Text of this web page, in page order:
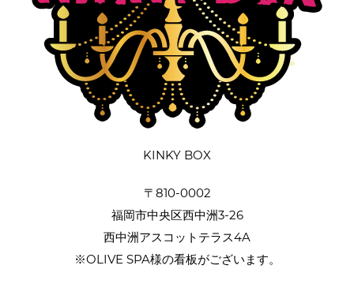
KINKY BOX
〒810-0002
福岡市中央区西中洲3-26
西中洲アスコットテラス4A
※OLIVE SPA様の看板がございます。